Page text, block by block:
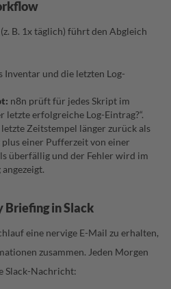
B. 1x täglich) führt den Abgleich
Inventar und die letzten Log-
n8n prüft für jedes Skript im
letzte erfolgreiche Log-Eintrag?“.
letzte Zeitstempel länger zurück als
einer Pufferzeit von einer
überfällig und der Fehler wird im
Briefing in Slack
eine nervige E-Mail zu erhalten,
zusammen. Jeden Morgen
Slack-Nachricht: